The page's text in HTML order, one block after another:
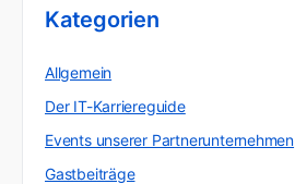
Kategorien
Allgemein
Der IT-Karriereguide
Events unserer Partnerunternehmen
Gastbeiträge